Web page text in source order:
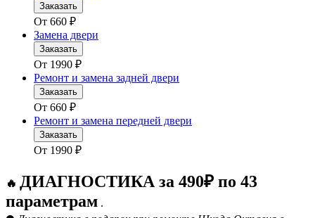
Заказать
От 660 ₽
Замена двери
Заказать
От 1990 ₽
Ремонт и замена задней двери
Заказать
От 660 ₽
Ремонт и замена передней двери
Заказать
От 1990 ₽
🔥 ДИАГНОСТИКА за 490₽ по 43
параметрам .